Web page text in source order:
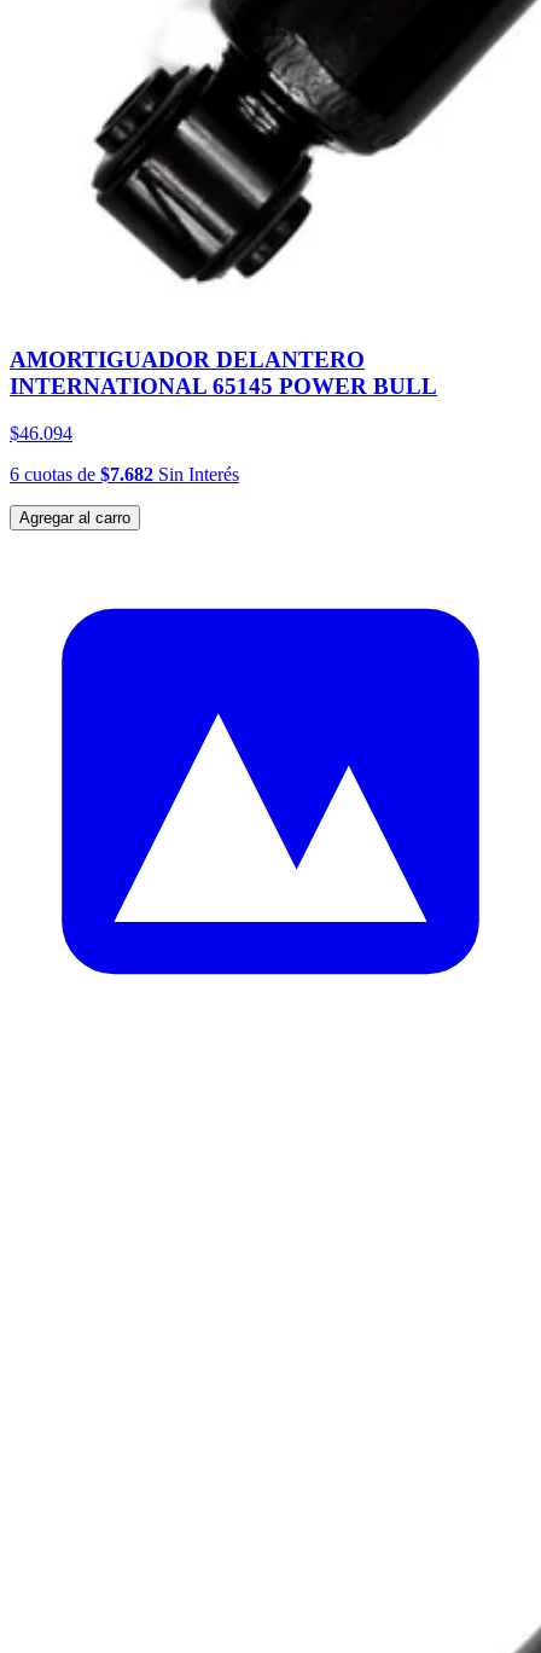
AMORTIGUADOR DELANTERO
INTERNATIONAL 65145 POWER BULL
$46.094
6 cuotas de $7.682 Sin Interés
Agregar al carro